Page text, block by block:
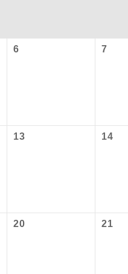
6 7
13 14
20 21
旅客施設使用料は含まれて
同行
往路出発空
ド乗務 バスガイドが